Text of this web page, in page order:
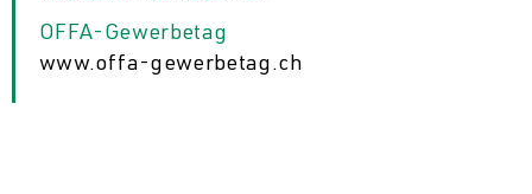
OFFA-Gewerbetag
www.offa-gewerbetag.ch